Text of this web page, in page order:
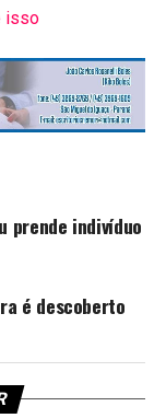
isso
prende indivíduo
é descoberto